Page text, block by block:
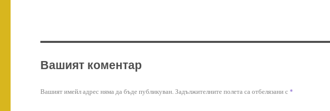
Вашият коментар
Вашият имейл адрес няма да бъде публикуван.Задължителните полета са отбелязани с *